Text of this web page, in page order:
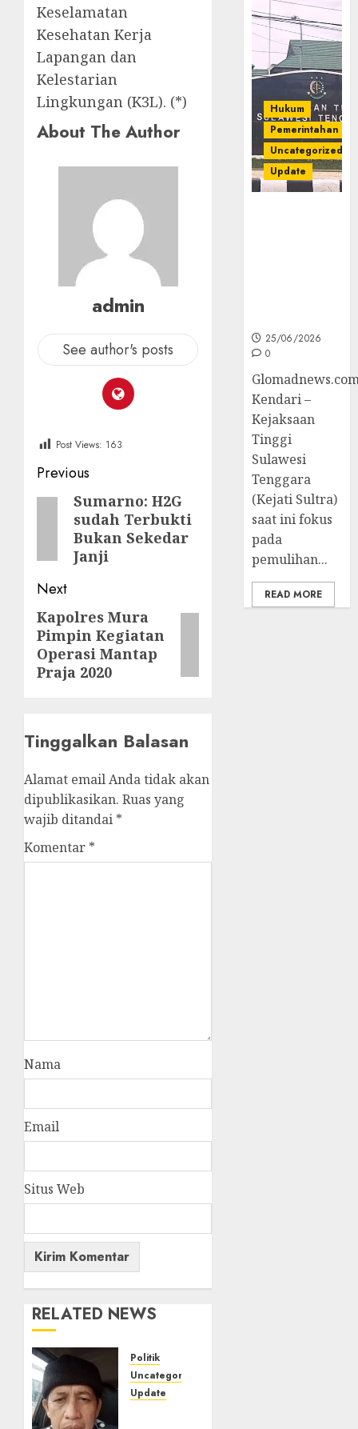
Keselamatan
Kesehatan Kerja
Lapangan dan
Kelestarian
Lingkungan (K3L). (*)
About The Author
admin
See author's posts
Post Views: 163
Post
navigation
Previous
PreviousSumarno: H2G
sudah Terbukti
Bukan Sekedar
Janji
Next
Next
post:
Kapolres Mura
Pimpin Kegiatan
Operasi Mantap
Praja 2020
Tinggalkan Balasan
Alamat email Anda tidak akan
dipublikasikan. Ruas yang
wajib ditandai *
Komentar *
Nama
Email
Situs Web
RELATED NEWS
Politik
Uncategorized
Update
Hukum
Pemerintahan
Uncategorized
Update
25/06/2026
0
Kendari –
Kejaksaan
Tinggi
Sulawesi
Tenggara
(Kejati Sultra)
saat ini fokus
pada
pemulihan...
READ MORE